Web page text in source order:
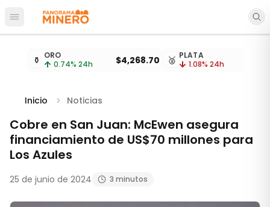
Abrir menú principal
Cotizaciones de metales actualizadas cada 15
⚱️ ORO
0.74% 24h $4,268.70 🥈 PLATA
1.08% 24h
Inicio Noticias
Cobre en San Juan: McEwen asegura
financiamiento de US$70 millones para
Los Azules
25 de junio de 2024 3 minutos